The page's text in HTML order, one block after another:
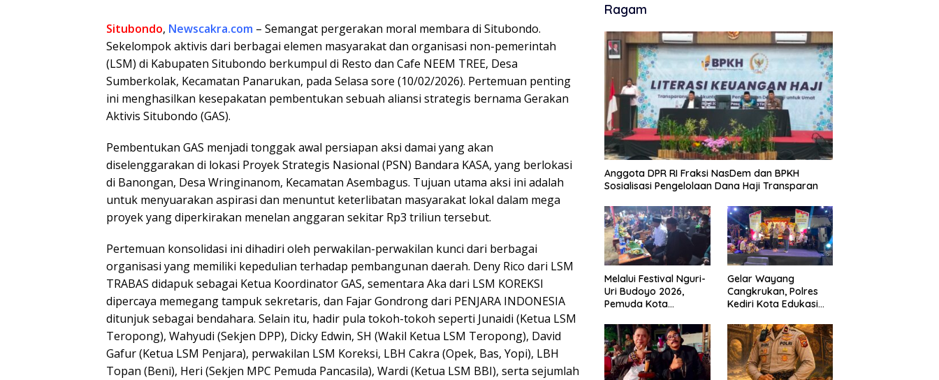
Situbondo, Newscakra.com – Semangat pergerakan moral membara di Situbondo.
Sekelompok aktivis dari berbagai elemen masyarakat dan organisasi non-pemerintah
(LSM) di Kabupaten Situbondo berkumpul di Resto dan Cafe NEEM TREE, Desa
Sumberkolak, Kecamatan Panarukan, pada Selasa sore (10/02/2026). Pertemuan penting
ini menghasilkan kesepakatan pembentukan sebuah aliansi strategis bernama Gerakan
Aktivis Situbondo (GAS).
Pembentukan GAS menjadi tonggak awal persiapan aksi damai yang akan
diselenggarakan di lokasi Proyek Strategis Nasional (PSN) Bandara KASA, yang berlokasi
di Banongan, Desa Wringinanom, Kecamatan Asembagus. Tujuan utama aksi ini adalah
untuk menyuarakan aspirasi dan menuntut keterlibatan masyarakat lokal dalam mega
proyek yang diperkirakan menelan anggaran sekitar Rp3 triliun tersebut.
Pertemuan konsolidasi ini dihadiri oleh perwakilan-perwakilan kunci dari berbagai
organisasi yang memiliki kepedulian terhadap pembangunan daerah. Deny Rico dari LSM
TRABAS didapuk sebagai Ketua Koordinator GAS, sementara Aka dari LSM KOREKSI
dipercaya memegang tampuk sekretaris, dan Fajar Gondrong dari PENJARA INDONESIA
ditunjuk sebagai bendahara. Selain itu, hadir pula tokoh-tokoh seperti Junaidi (Ketua LSM
Teropong), Wahyudi (Sekjen DPP), Dicky Edwin, SH (Wakil Ketua LSM Teropong), David
Gafur (Ketua LSM Penjara), perwakilan LSM Koreksi, LBH Cakra (Opek, Bas, Yopi), LBH
Topan (Beni), Heri (Sekjen MPC Pemuda Pancasila), Wardi (Ketua LSM BBI), serta sejumlah
Ragam
Anggota DPR RI Fraksi NasDem dan BPKH
Sosialisasi Pengelolaan Dana Haji Transparan
Melalui Festival Nguri-
Uri Budoyo 2026,
Pemuda Kota
Karakter Kebudayaan
dan Bebas Narkoba
Gelar Wayang
Cangkrukan, Polres
Kediri Kota Edukasi
Seni Budaya